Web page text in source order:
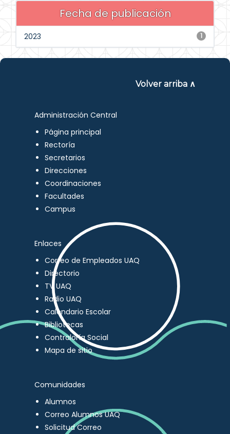
Fecha de publicación
1
2023
Volver arriba ∧
Administración Central
Página principal
Rectoría
Secretarios
Direcciones
Coordinaciones
Facultades
Campus
Enlaces
Correo de Empleados UAQ
Directorio
TV UAQ
Radio UAQ
Calendario Escolar
Bibliotecas
Contraloría Social
Mapa de sitio
Comunidades
Alumnos
Correo Alumnos UAQ
Solicitud Correo